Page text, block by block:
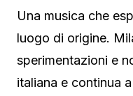
Una musica che
luogo di origine.
sperimentazioni e
italiana e continua